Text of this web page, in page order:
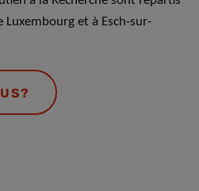
Luxembourg et à Esch-sur-